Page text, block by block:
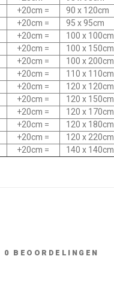
+20cm =
90 x 120cm
+20cm =
95 x 95cm
+20cm =
100 x 100cm
+20cm =
100 x 150cm
+20cm =
100 x 200cm
+20cm =
110 x 110cm
+20cm =
120 x 120cm
+20cm =
120 x 150cm
+20cm =
120 x 170cm
+20cm =
120 x 180cm
+20cm =
120 x 220cm
+20cm = 140 x 140cm
0 BEOORDELINGEN